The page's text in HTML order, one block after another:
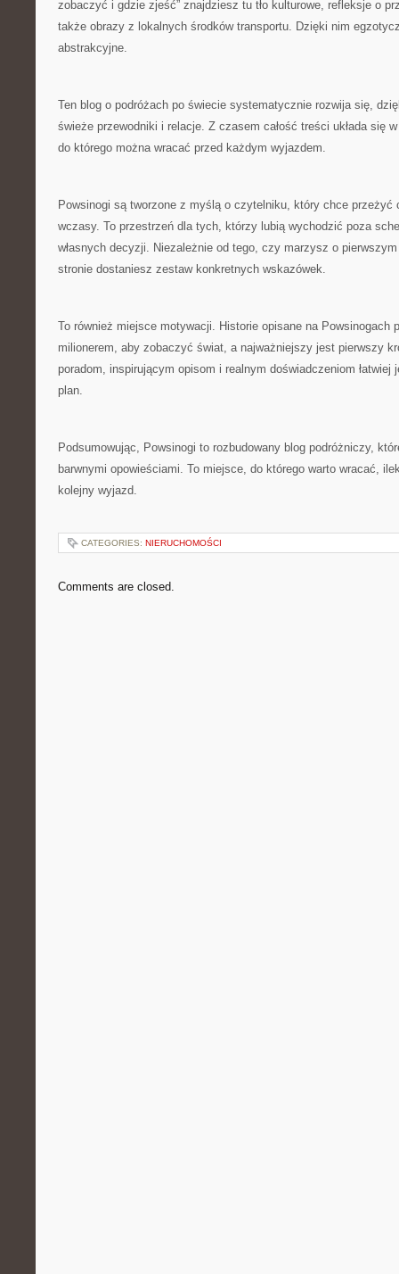
zobaczyć i gdzie zjeść” znajdziesz tu tło kulturowe, refleksje o
także obrazy z lokalnych środków transportu. Dzięki nim
abstrakcyjne.
Ten blog o podróżach po świecie systematycznie rozwija się,
świeże przewodniki i relacje. Z czasem całość treści układa się
do którego można wracać przed każdym wyjazdem.
Powsinogi są tworzone z myślą o czytelniku, który chce przeżyć
wczasy. To przestrzeń dla tych, którzy lubią wychodzić poza
własnych decyzji. Niezależnie od tego, czy marzysz o
stronie dostaniesz zestaw konkretnych wskazówek.
To również miejsce motywacji. Historie opisane na Powsinogach
milionerem, aby zobaczyć świat, a najważniejszy jest pierwszy
poradom, inspirującym opisom i realnym doświadczeniom łatwiej
plan.
Podsumowując, Powsinogi to rozbudowany blog podróżniczy,
barwnymi opowieściami. To miejsce, do którego warto wracać,
kolejny wyjazd.
CATEGORIES: NIERUCHOMOŚCI
Comments are closed.